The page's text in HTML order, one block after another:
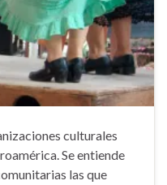
culturales
Se entiende
las que